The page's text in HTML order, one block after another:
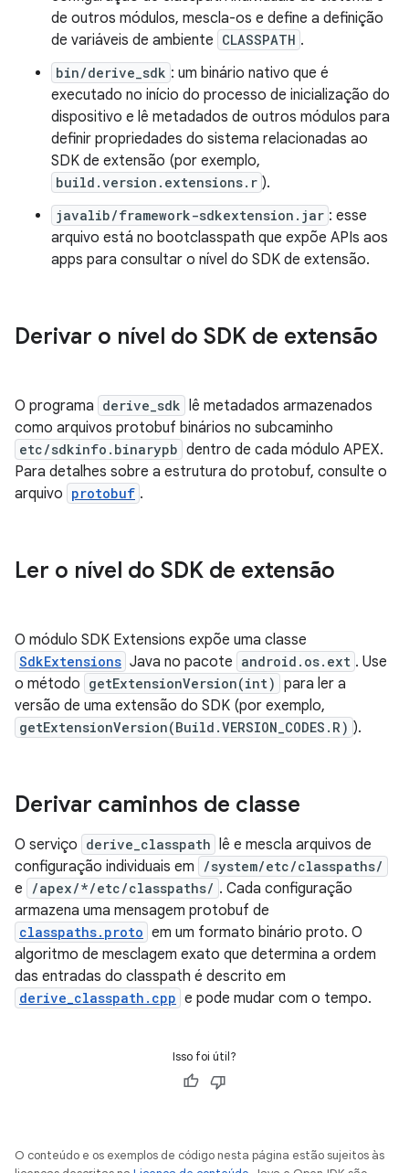
de outros módulos, mescla-os e define a definição
de variáveis de ambiente CLASSPATH .
bin/derive_sdk : um binário nativo que é
executado no início do processo de inicialização do
dispositivo e lê metadados de outros módulos para
definir propriedades do sistema relacionadas ao
SDK de extensão (por exemplo,
build.version.extensions.r ).
javalib/framework-sdkextension.jar : esse
arquivo está no bootclasspath que expõe APIs aos
apps para consultar o nível do SDK de extensão.
Derivar o nível do SDK de extensão
O programa derive_sdk lê metadados armazenados
como arquivos protobuf binários no subcaminho
etc/sdkinfo.binarypb dentro de cada módulo APEX.
Para detalhes sobre a estrutura do protobuf, consulte o
arquivo protobuf .
Ler o nível do SDK de extensão
O módulo SDK Extensions expõe uma classe
SdkExtensions Java no pacote android.os.ext . Use
o método getExtensionVersion(int) para ler a
versão de uma extensão do SDK (por exemplo,
getExtensionVersion(Build.VERSION_CODES.R) ).
Derivar caminhos de classe
O serviço derive_classpath lê e mescla arquivos de
configuração individuais em
/system/etc/classpaths/
e /apex/*/etc/classpaths/ . Cada configuração
armazena uma mensagem protobuf de
classpaths.proto em um formato binário proto. O
algoritmo de mesclagem exato que determina a ordem
das entradas do classpath é descrito em
derive_classpath.cpp e pode mudar com o tempo.
Isso foi útil?
O conteúdo e os exemplos de código nesta página estão sujeitos às